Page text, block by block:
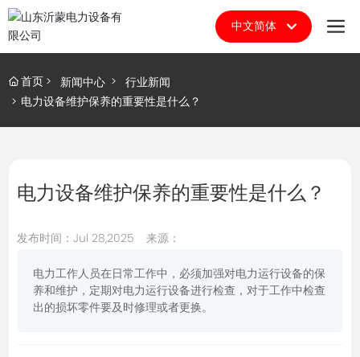
中文简体
首页 新闻中心
行业新闻
电力设备维护保养的重要性是什么？
电力设备维护保养的重要性是什么？
发布时间：Jul 28,2025 来源：
电力工作人员在日常工作中，必须加强对电力运行设备的保
养和维护，定期对电力运行设备进行检查，对于工作中检查
出的损坏零件要及时修理或者更换。